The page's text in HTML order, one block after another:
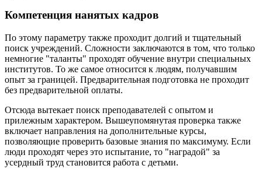
Компетенция нанятых кадров
По этому параметру также проходит долгий и тщательный
поиск учреждений. Сложности заключаются в том, что только
немногие "таланты" проходят обучение внутри специальных
институтов. То же самое относится к людям, получавшим
опыт за границей. Предварительная подготовка не проходит
без предварительной оплаты.
Отсюда вытекает поиск преподавателей с опытом и
прилежным характером. Вышеупомянутая проверка также
включает направления на дополнительные курсы,
позволяющие проверить базовые знания по максимуму. Если
люди проходят через это испытание, то "наградой" за
усердный труд становится работа с детьми.